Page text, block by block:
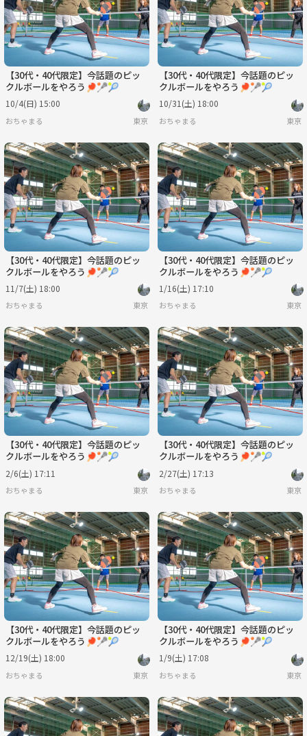
【30代・40代限定】今話題のピッ
クルボールをやろう🏓🥍🎾
10/4(日) 15:00
おちゃまる 東京
【30代・40代限定】今話題のピッ
クルボールをやろう🏓🥍🎾
10/31(土) 18:00
おちゃまる 東京
【30代・40代限定】今話題のピッ
クルボールをやろう🏓🥍🎾
11/7(土) 18:00
おちゃまる 東京
【30代・40代限定】今話題のピッ
クルボールをやろう🏓🥍🎾
1/16(土) 17:10
おちゃまる 東京
【30代・40代限定】今話題のピッ
クルボールをやろう🏓🥍🎾
2/6(土) 17:11
おちゃまる 東京
【30代・40代限定】今話題のピッ
クルボールをやろう🏓🥍🎾
2/27(土) 17:13
おちゃまる 東京
【30代・40代限定】今話題のピッ
クルボールをやろう🏓🥍🎾
12/19(土) 18:00
おちゃまる 東京
【30代・40代限定】今話題のピッ
クルボールをやろう🏓🥍🎾
1/9(土) 17:08
おちゃまる 東京